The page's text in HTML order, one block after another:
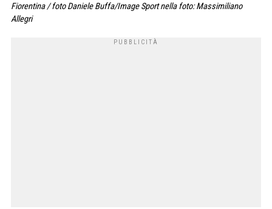
Fiorentina / foto Daniele Buffa/Image Sport nella foto: Massimiliano
Allegri